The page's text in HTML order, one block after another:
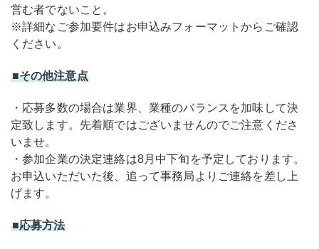
営む者でないこと。
※詳細なご参加要件はお申込みフォーマットからご確認
ください。
■その他注意点
・応募多数の場合は業界、業種のバランスを加味して決
定致します。先着順ではございませんのでご注意くださ
いませ。
・参加企業の決定連絡は8月中下旬を予定しております。
お申込いただいた後、追って事務局よりご連絡を差し上
げます。
■応募方法